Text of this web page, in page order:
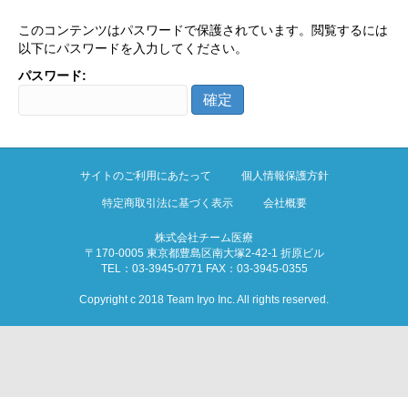
このコンテンツはパスワードで保護されています。閲覧するには
以下にパスワードを入力してください。
パスワード:
サイトのご利用にあたって 個人情報保護方針
特定商取引法に基づく表示 会社概要
株式会社チーム医療
〒170-0005 東京都豊島区南大塚2-42-1 折原ビル
TEL：03-3945-0771 FAX：03-3945-0355
Copyright c 2018 Team Iryo Inc. All rights reserved.